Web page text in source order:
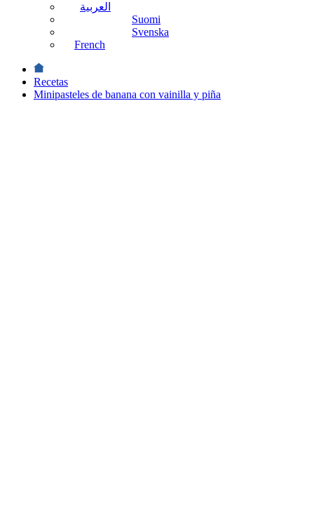
العربية
Suomi
Svenska
French
Recetas
Minipasteles de banana con vainilla y piña